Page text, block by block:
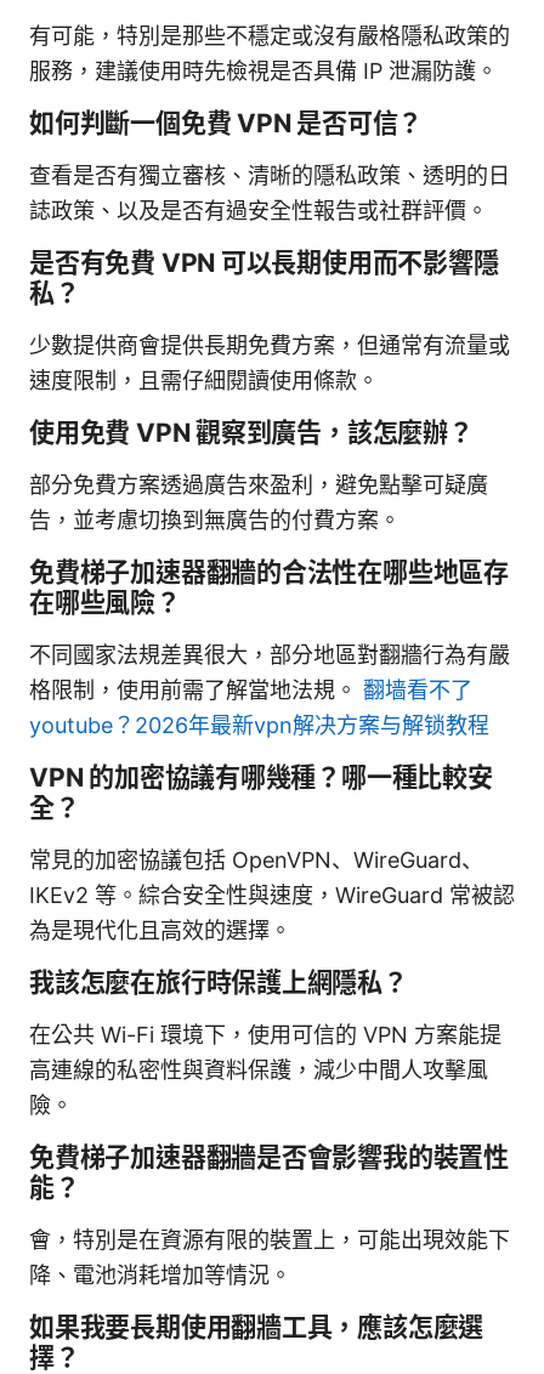
有可能，特別是那些不穩定或沒有嚴格隱私政策的
服務，建議使用時先檢視是否具備 IP 泄漏防護。
如何判斷一個免費 VPN 是否可信？
查看是否有獨立審核、清晰的隱私政策、透明的日
誌政策、以及是否有過安全性報告或社群評價。
是否有免費 VPN 可以長期使用而不影響隱
私？
少數提供商會提供長期免費方案，但通常有流量或
速度限制，且需仔細閱讀使用條款。
使用免費 VPN 觀察到廣告，該怎麼辦？
部分免費方案透過廣告來盈利，避免點擊可疑廣
告，並考慮切換到無廣告的付費方案。
免費梯子加速器翻牆的合法性在哪些地區存
在哪些風險？
不同國家法規差異很大，部分地區對翻牆行為有嚴
格限制，使用前需了解當地法規。 翻墙看不了
youtube？2026年最新vpn解决方案与解锁教程
VPN 的加密協議有哪幾種？哪一種比較安
全？
常見的加密協議包括 OpenVPN、WireGuard、
IKEv2 等。綜合安全性與速度，WireGuard 常被認
為是現代化且高效的選擇。
我該怎麼在旅行時保護上網隱私？
在公共 Wi-Fi 環境下，使用可信的 VPN 方案能提
高連線的私密性與資料保護，減少中間人攻擊風
險。
免費梯子加速器翻牆是否會影響我的裝置性
能？
會，特別是在資源有限的裝置上，可能出現效能下
降、電池消耗增加等情況。
如果我要長期使用翻牆工具，應該怎麼選
擇？